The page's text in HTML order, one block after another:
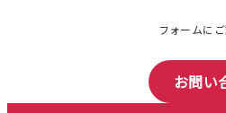
フォームに
お問い